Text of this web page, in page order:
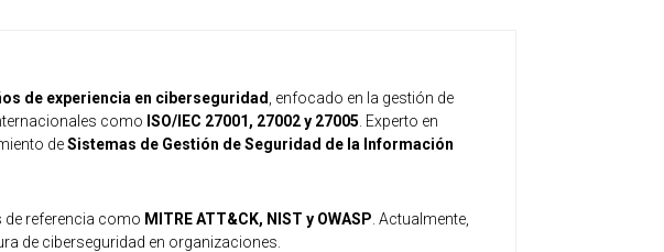
de experiencia en ciberseguridad
, enfocado en la gestión de
como ISO/IEC 27001, 27002 y 27005 . Experto en
deSistemas de Gestión de Seguridad de la Información
de referencia como MITRE ATT&CK, NIST y OWASP . Actualmente,
de ciberseguridad en organizaciones.